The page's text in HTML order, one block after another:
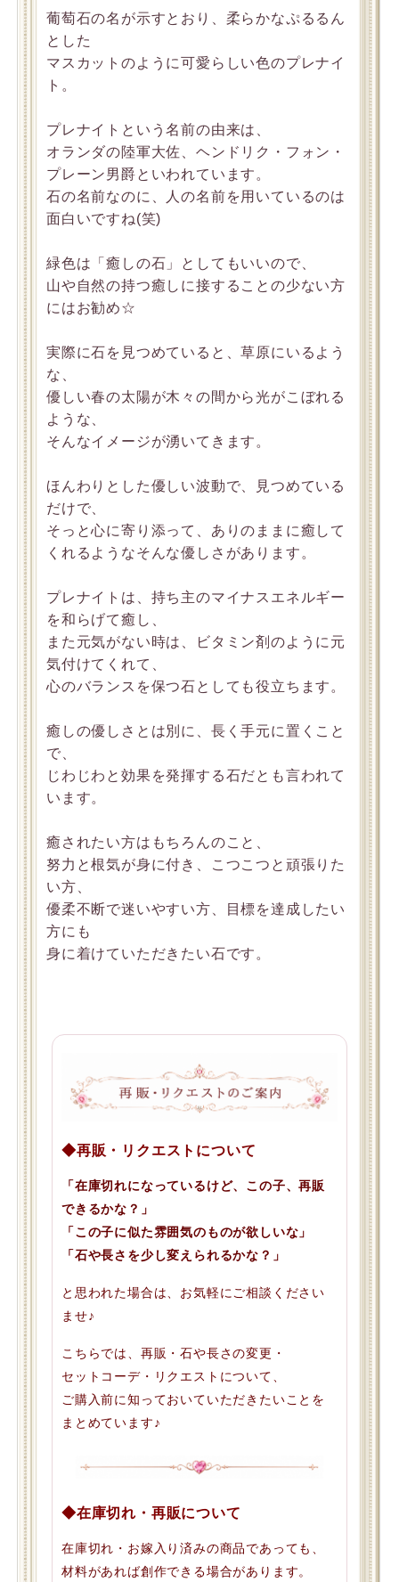
葡萄石の名が示すとおり、柔らかなぷるるん
とした
マスカットのように可愛らしい色のプレナイ
ト。
プレナイトという名前の由来は、
オランダの陸軍大佐、ヘンドリク・フォン・
プレーン男爵といわれています。
石の名前なのに、人の名前を用いているのは
面白いですね(笑)
緑色は「癒しの石」としてもいいので、
山や自然の持つ癒しに接することの少ない方
にはお勧め☆
実際に石を見つめていると、草原にいるよう
な、
優しい春の太陽が木々の間から光がこぼれる
ような、
そんなイメージが湧いてきます。
ほんわりとした優しい波動で、見つめている
だけで、
そっと心に寄り添って、ありのままに癒して
くれるようなそんな優しさがあります。
プレナイトは、持ち主のマイナスエネルギー
を和らげて癒し、
また元気がない時は、ビタミン剤のように元
気付けてくれて、
心のバランスを保つ石としても役立ちます。
癒しの優しさとは別に、長く手元に置くこと
で、
じわじわと効果を発揮する石だとも言われて
います。
癒されたい方はもちろんのこと、
努力と根気が身に付き、こつこつと頑張りた
い方、
優柔不断で迷いやすい方、目標を達成したい
方にも
身に着けていただきたい石です。
◆再販・リクエストについて
「在庫切れになっているけど、この子、再販
できるかな？」
「この子に似た雰囲気のものが欲しいな」
「石や長さを少し変えられるかな？」
と思われた場合は、お気軽にご相談ください
ませ♪
こちらでは、再販・石や長さの変更・
セットコーデ・リクエストについて、
ご購入前に知っておいていただきたいことを
まとめています♪
◆在庫切れ・再販について
在庫切れ・お嫁入り済みの商品であっても、
材料があれば創作できる場合があります。